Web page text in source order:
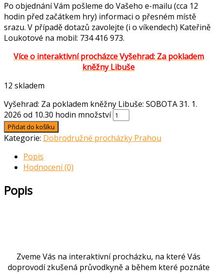
Po objednání Vám pošleme do Vašeho e-mailu (cca 12
hodin před začátkem hry) informaci o přesném místě
srazu. V případě dotazů zavolejte (i o víkendech) Kateřině
Loukotové na mobil: 734 416 973.
Více o interaktivní procházce Vyšehrad: Za pokladem
kněžny Libuše
12 skladem
Vyšehrad: Za pokladem kněžny Libuše: SOBOTA 31. 1.
2026 od 10.30 hodin množství
Přidat do košíku
Kategorie: Dobrodružné procházky Prahou
Popis
Hodnocení (0)
Popis
Zveme Vás na interaktivní procházku, na které Vás
doprovodí zkušená průvodkyně a během které poznáte